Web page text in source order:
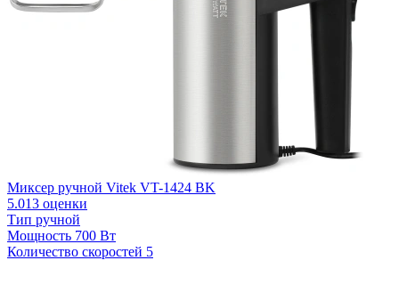
Миксер ручной Vitek VT-1424 BK
5.013 оценки
Тип ручной
Мощность 700 Вт
Количество скоростей 5